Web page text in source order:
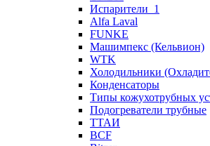
Испарители_1
Alfa Laval
FUNKE
Машимпекс (Кельвион)
WTK
Холодильники
Конденсаторы
Типы кожухотрубных
Подогреватели трубные
ТТАИ
BCF